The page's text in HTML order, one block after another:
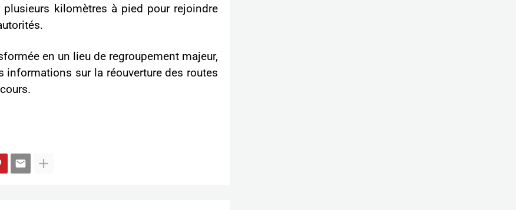
kilomètres à pied pour rejoindre
en un lieu de regroupement majeur,
informations sur la réouverture des routes